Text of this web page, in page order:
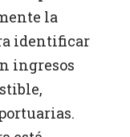
la
identificar
ingresos